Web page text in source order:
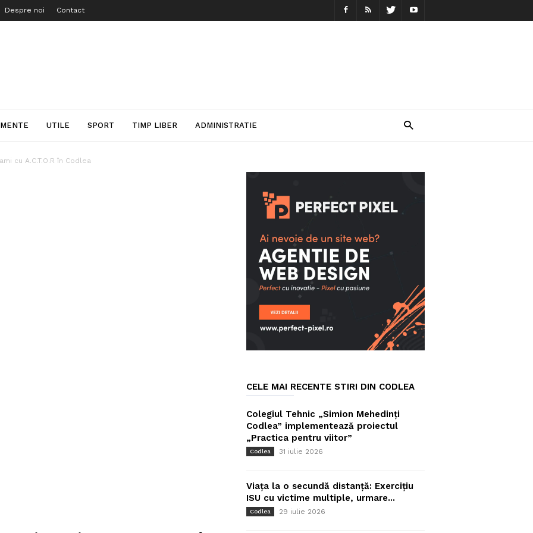
Despre noi Contact
UTILE SPORT TIMP LIBER ADMINISTRATIE
cu A.C.T.O.R în Codlea
CELE MAI RECENTE STIRI DIN CODLEA
Colegiul Tehnic „Simion Mehedinți
Codlea” implementează proiectul
„Practica pentru viitor”
Codlea 31 iulie 2026
Viața la o secundă distanță: Exercițiu
ISU cu victime multiple, urmare...
Codlea 29 iulie 2026